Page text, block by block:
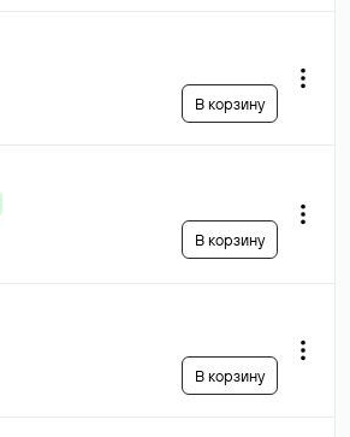
В корзину
В корзину
В корзину